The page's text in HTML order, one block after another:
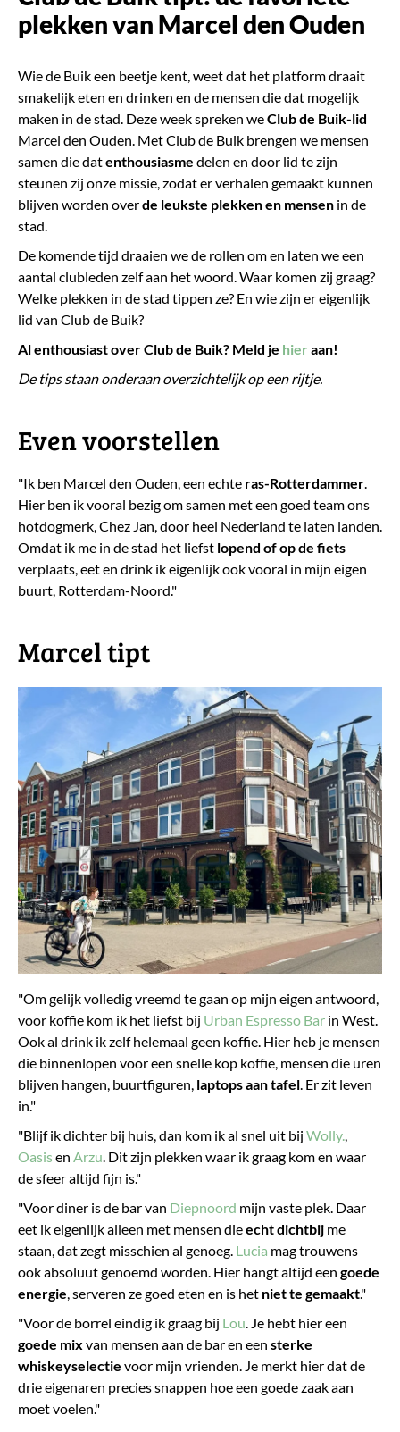
plekken van Marcel den Ouden
Wie de Buik een beetje kent, weet dat het platform draait
smakelijk eten en drinken en de mensen die dat mogelijk
maken in de stad. Deze week spreken weClub de Buik-lid
Marcel den Ouden. Met Club de Buik brengen we mensen
samen die datenthousiasme delen en door lid te zijn
steunen zij onze missie, zodat er verhalen gemaakt kunnen
blijven worden overde leukste plekken en mensen in de
stad.
De komende tijd draaien we de rollen om en laten we een
aantal clubleden zelf aan het woord. Waar komen zij graag?
Welke plekken in de stad tippen ze? En wie zijn er eigenlijk
lid van Club de Buik?
Al enthousiast over Club de Buik? Meld je hier aan!
De tips staan onderaan overzichtelijk op een rijtje.​
Even voorstellen
"Ik ben Marcel den Ouden, een echte ras-Rotterdammer.
Hier ben ik vooral bezig om samen met een goed team ons
hotdogmerk, Chez Jan, door heel Nederland te laten landen.
Omdat ik me in de stad het liefst lopend of op de fiets
verplaats, eet en drink ik eigenlijk ook vooral in mijn eigen
buurt, Rotterdam-Noord."
Marcel tipt
"Om gelijk volledig vreemd te gaan op mijn eigen antwoord,
voor koffie kom ik het liefst bij Urban Espresso Bar in West.
Ook al drink ik zelf helemaal geen koffie. Hier heb je mensen
die binnenlopen voor een snelle kop koffie, mensen die uren
blijven hangen, buurtfiguren, laptops aan tafel. Er zit leven
in."
"Blijf ik dichter bij huis, dan kom ik al snel uit bij Wolly.,
Oasisen Arzu. Dit zijn plekken waar ik graag kom en waar
de sfeer altijd fijn is."
"Voor diner is de bar van Diepnoord mijn vaste plek. Daar
eet ik eigenlijk alleen met mensen dieecht dichtbij me
staan, dat zegt misschien al genoeg. Lucia mag trouwens
ook absoluut genoemd worden. Hier hangt altijd een goede
energie, serveren ze goed eten en is het niet te gemaakt."
"Voor de borrel eindig ik graag bij Lou. Je hebt hier een
goede mix van mensen aan de bar en een sterke
whiskeyselectie voor mijn vrienden. Je merkt hier dat de
drie eigenaren precies snappen hoe een goede zaak aan
moet voelen."